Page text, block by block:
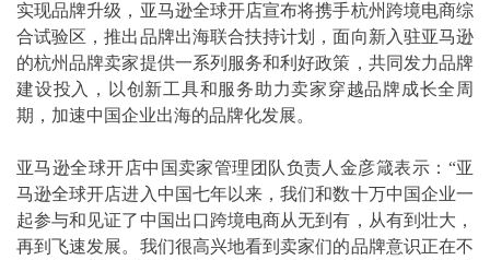
实现品牌升级，亚马逊全球开店宣布将携手杭州跨境电商综
合试验区，推出品牌出海联合扶持计划，面向新入驻亚马逊
的杭州品牌卖家提供一系列服务和利好政策，共同发力品牌
建设投入，以创新工具和服务助力卖家穿越品牌成长全周
期，加速中国企业出海的品牌化发展。
亚马逊全球开店中国卖家管理团队负责人金彦箴表示：“亚
马逊全球开店进入中国七年以来，我们和数十万中国企业一
起参与和见证了中国出口跨境电商从无到有，从有到壮大，
再到飞速发展。我们很高兴地看到卖家们的品牌意识正在不